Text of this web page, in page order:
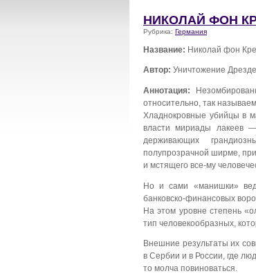
НИКОЛАЙ ФОН
Рубрика: Германия
Название: Николай фон
Автор: Уничтожение
Аннотация:
относительно, так
Хладнокровные убийцы в
власти мириады лакеев
держивающих
полупрозрачной ширме,
и мстящего все-му
Но и сами «манишки»
банковско-финансовых
На этом уровне степень
тип человекообразных,
Внешние результаты их
в Сербии и в России, где
то молча повиноваться.